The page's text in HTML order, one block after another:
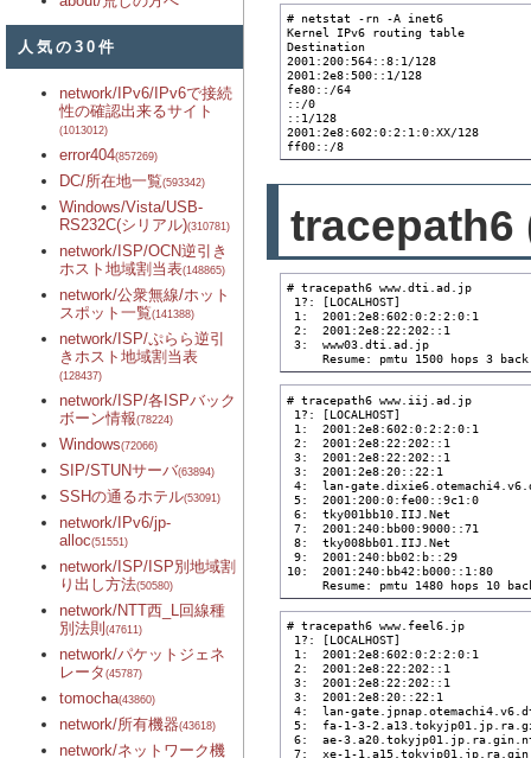
人気の30件
network/IPv6/IPv6で接続
性の確認出来るサイト
(1013012)
error404(857269)
DC/所在地一覧(593342)
Windows/Vista/USB-
RS232C(シリアル)(310781)
network/ISP/OCN逆引き
ホスト地域割当表(148865)
network/公衆無線/ホット
スポット一覧(141388)
network/ISP/ぷらら逆引
きホスト地域割当表
(128437)
network/ISP/各ISPバック
ボーン情報(78224)
Windows(72066)
SIP/STUNサーバ(63894)
SSHの通るホテル(53091)
network/IPv6/jp-
alloc(51551)
network/ISP/ISP別地域割
り出し方法(50580)
network/NTT西_L回線種
別法則(47611)
network/パケットジェネ
レータ (45787)
tomocha(43860)
network/所有機器(43618)
network/ネットワーク機
# netstat -rn -A inet6
Kernel IPv6 routing table
Destination
2001:200:564::8:1/128
2001:2e8:500::1/128
fe80::/64
::/0
::1/128
2001:2e8:602:0:2:1:0:XX/
ff00::/8
tracepath6
# tracepath6 www.dti.ad.jp
1?: [LOCALHOST]
1:  2001:2e8:602:0:2:2:0:1
2:  2001:2e8:22:202::1
3:  www03.dti.ad.jp
Resume: pmtu 1500 hops 3 back
# tracepath6 www.iij.ad.jp
1?: [LOCALHOST]
1:  2001:2e8:602:0:2:2:0:1
2:  2001:2e8:22:202::1
3:  2001:2e8:22:202::1
3:  2001:2e8:20::22:1
4:  lan-
5:  2001:200:0:fe00::9c1:0
6:  tky001bb10.IIJ.Net
7:  2001:240:bb00:9000::71
8:  tky008bb01.IIJ.Net
9:  2001:240:bb02:b::29
10:  2001:240:bb42:b000::1:80
Resume: pmtu 1480 hops 10
# tracepath6 www.feel6.jp
1?: [LOCALHOST]
1:  2001:2e8:602:0:2:2:0:1
2:  2001:2e8:22:202::1
3:  2001:2e8:22:202::1
3:  2001:2e8:20::22:1
4:  lan-
5:  fa-1-3-
6:  ae-
7:  xe-1-